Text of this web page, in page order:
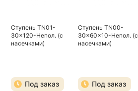
Ступень TN01-
30x120-Непол. (с
насечками)
Под заказ
Ступень TN00-
30x60x10-Непол. (с
насечками)
Под заказ